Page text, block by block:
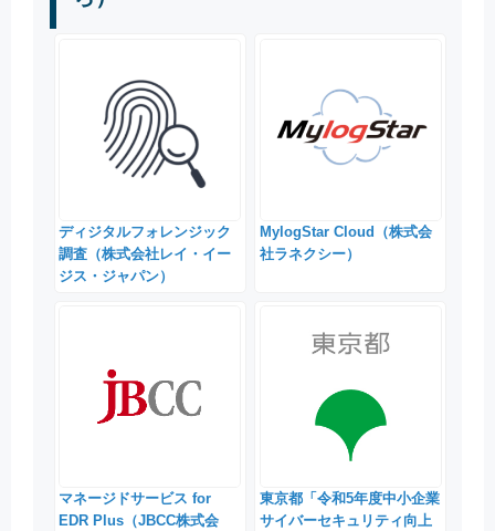
ディジタルフォレンジック
調査（株式会社レイ・イー
ジス・ジャパン）
MylogStar Cloud（株式会
社ラネクシー）
マネージドサービス for
EDR Plus（JBCC株式会
東京都「令和5年度中小企業
サイバーセキュリティ向上